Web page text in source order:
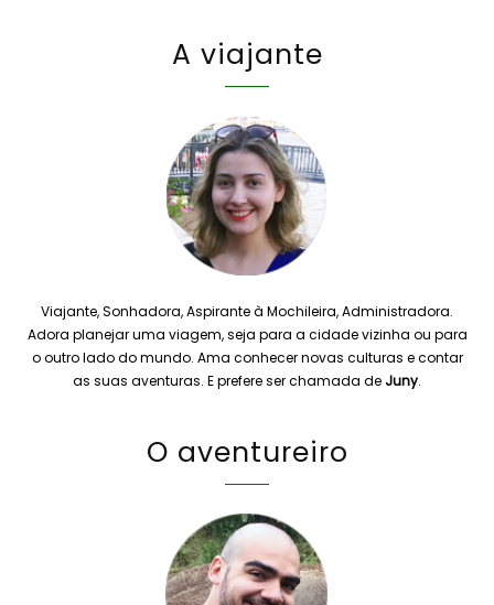
A viajante
Viajante, Sonhadora, Aspirante à Mochileira, Administradora.
Adora planejar uma viagem, seja para a cidade vizinha ou para
o outro lado do mundo. Ama conhecer novas culturas e contar
as suas aventuras. E prefere ser chamada de Juny.
O aventureiro